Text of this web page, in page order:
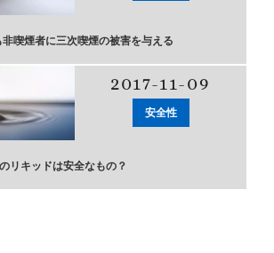
喫煙者に三次喫煙の被害を与える
2017-11-09
安全性
リキッドは安全なもの？